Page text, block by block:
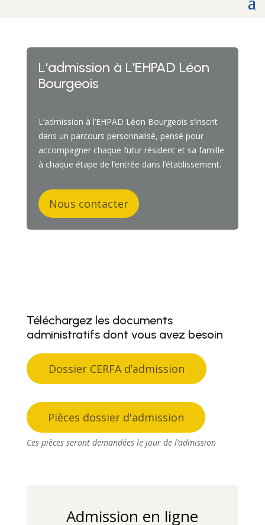
L'admission à L'EHPAD Léon
Bourgeois
L’admission à l’EHPAD Léon Bourgeois s’inscrit
dans un parcours personnalisé, pensé pour
accompagner chaque futur résident et sa famille
à chaque étape de l’entrée dans l’établissement.
Nous contacter
Téléchargez les documents
administratifs dont vous avez besoin
Dossier CERFA d’admission
Pièces dossier d'admission
Ces pièces seront demandées le jour de l’admission
Admission en ligne